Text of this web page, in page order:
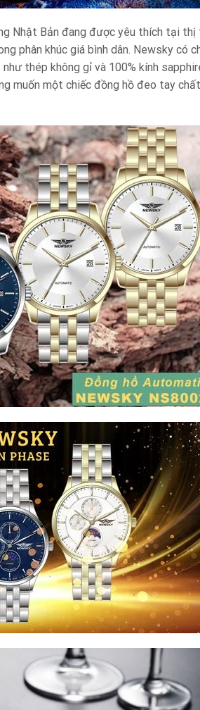
Nhật Bản đang được yêu thích tại
phân khúc giá bình dân. Newsky có
thép không gỉ và 100% kính
muốn một chiếc đồng hồ đeo tay